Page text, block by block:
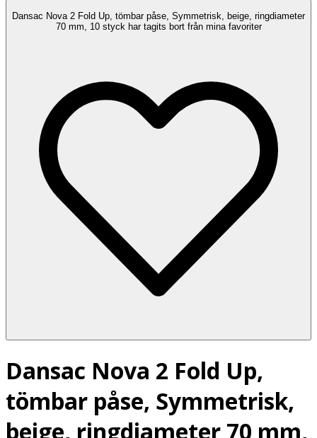
Dansac Nova 2 Fold Up, tömbar påse, Symmetrisk, beige, ringdiameter
70 mm, 10 styck har tagits bort från mina favoriter
Dansac Nova 2 Fold Up,
tömbar påse, Symmetrisk,
beige, ringdiameter 70 mm,